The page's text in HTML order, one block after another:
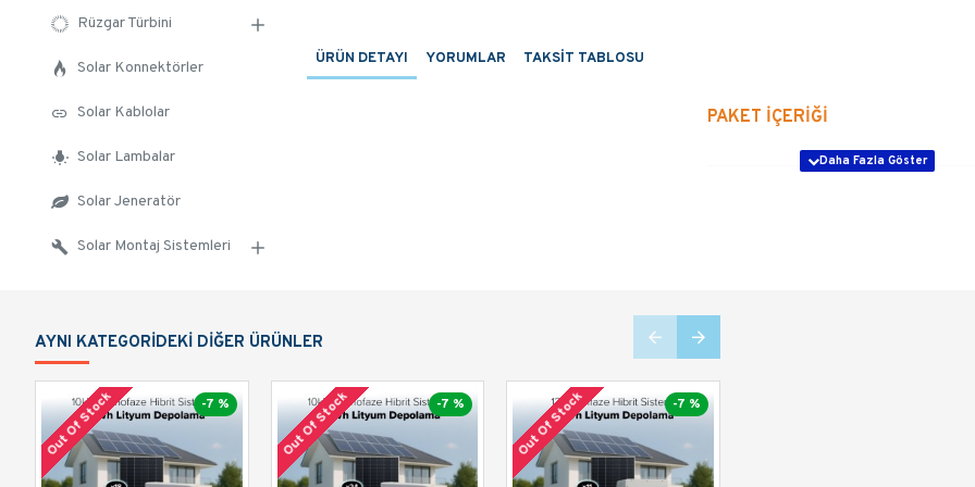
Rüzgar Türbini
Solar Konnektörler
Solar Kablolar
Solar Lambalar
Solar Jeneratör
Solar Montaj Sistemleri
ÜRÜN DETAYI YORUMLAR TAKSIT TABLOSU
PAKET İÇERİĞİ
AYNI KATEGORIDEKI DIĞER ÜRÜNLER
-7 %
Out Of Stock -7 %
Out Of Stock -7 %
Out Of Stock